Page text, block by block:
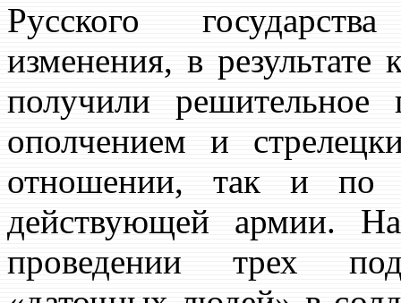
Русского
изменения, в результате
получили решительное
ополчением и
отношении, так и по
действующей армии.
проведении трех